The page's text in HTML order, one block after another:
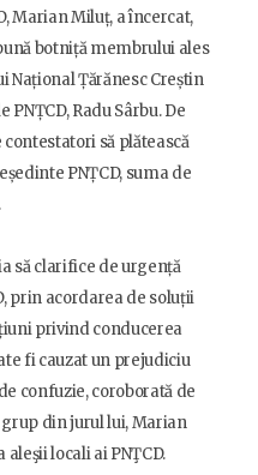
Marian Miluț, a încercat,
botniță membrului ales
Național Țărănesc Creștin
Radu Sârbu. De
să plătească
PNȚCD, suma de
să clarifice de urgență
prin acordarea de soluții
privind conducerea
fi cauzat un prejudiciu
confuzie, coroborată de
din jurul lui, Marian
locali ai PNŢCD.